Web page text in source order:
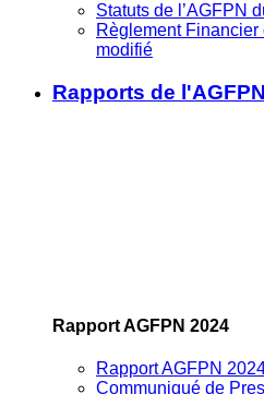
Statuts de l’AGFPN
Règlement Financier
modifié
Rapports de l'AGFPN
Rapport AGFPN 2024
Rapport AGFPN
Communiqué de